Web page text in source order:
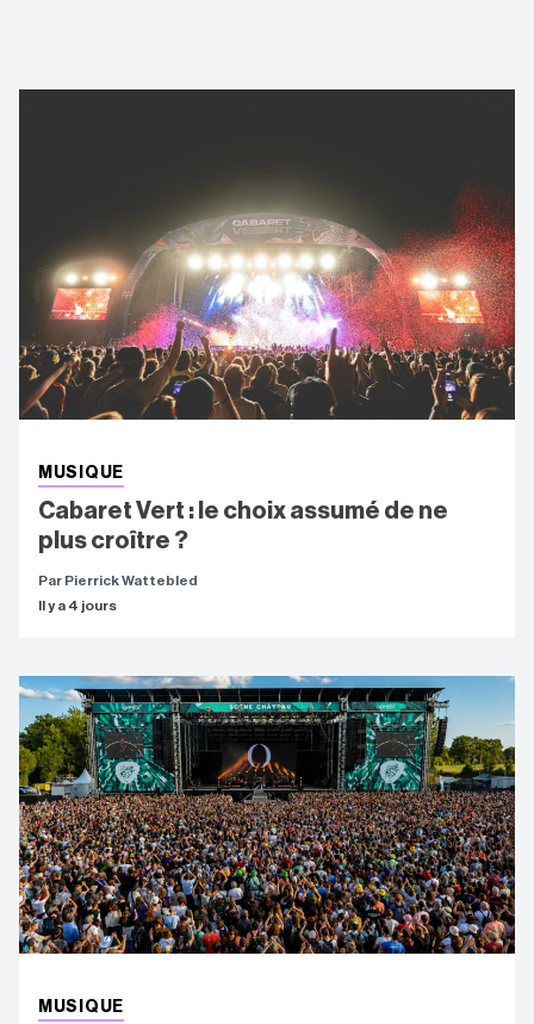
MUSIQUE
Cabaret Vert : le choix assumé de ne
plus croître ?
Par Pierrick Wattebled
Il y a 4 jours
MUSIQUE